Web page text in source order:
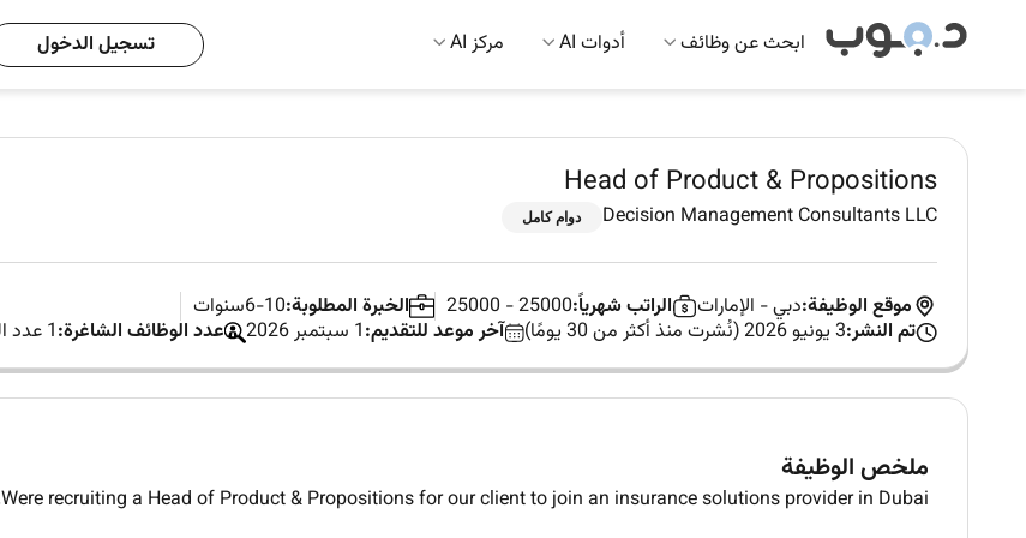
ابحث عن وظائف أدوات AI مركز AI تسجيل الدخول
Head of Product & Propositions
Decision Management Consultants LLC دوام كامل
موقع الوظيفة:دبي- الإمارات الراتب شهرياً:25000 - 25000 الخبرة المطلوبة:6-10سنوات
تم النشر:3 يونيو 2026 (نُشرت منذ أكثر من 30 يومًا) آخر موعد للتقديم:1 سبتمبر 2026 عدد الوظائف الشاغرة:1 عدد الوظائف الشاغرة
ملخص الوظيفة
Were recruiting a Head of Product & Propositions for our client to join an insurance solutions provider in Dubai.